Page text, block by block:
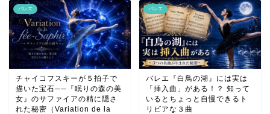
バレエ
チャイコフスキーが５拍子で
描いた宝石──『眠りの森の美
女』のサファイアの精に隠さ
れた秘密（Variation de la
バレエ
バレエ『白鳥の湖』には実は
「挿入曲」がある！？ 知って
いるとちょっと自慢できるト
リビアな３曲